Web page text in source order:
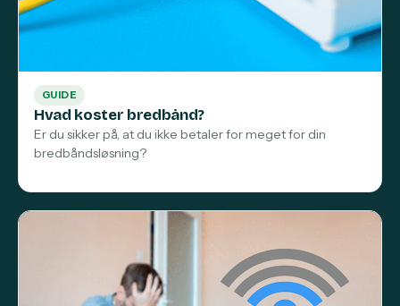
GUIDE
Hvad koster bredbånd?
Er du sikker på, at du ikke betaler for meget for din
bredbåndsløsning?